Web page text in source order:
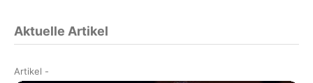
Aktuelle Artikel
Artikel -